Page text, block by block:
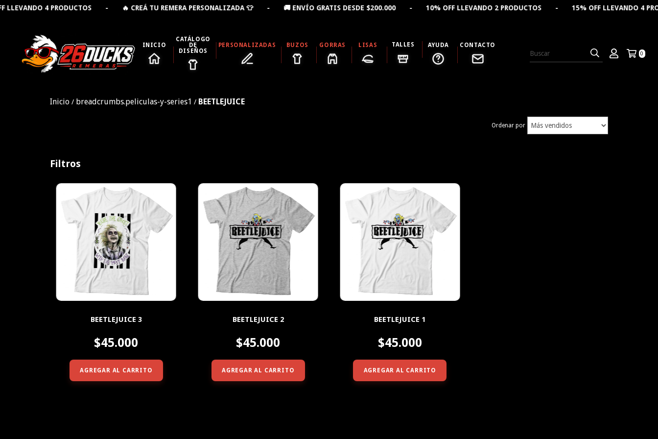
4 PRODUCTOS - 🔥 CREÁ TU REMERA PERSONALIZADA 👕 - 🚚 ENVÍO GRATIS DESDE $200.000 - 10% OFF LLEVANDO 2 PRODUCTOS - 15% OFF LLEVANDO 4
INICIO
CATÁLOGO
DE
DISEÑOS
PERSONALIZADAS BUZOS GORRAS LISAS TALLES AYUDA CONTACTO
0
Inicio / breadcrumbs.peliculas-y-series1 / BEETLEJUICE
Ordenar por
Filtros
BEETLEJUICE 3
$45.000
AGREGAR AL CARRITO
BEETLEJUICE 2
$45.000
AGREGAR AL CARRITO
BEETLEJUICE 1
$45.000
AGREGAR AL CARRITO